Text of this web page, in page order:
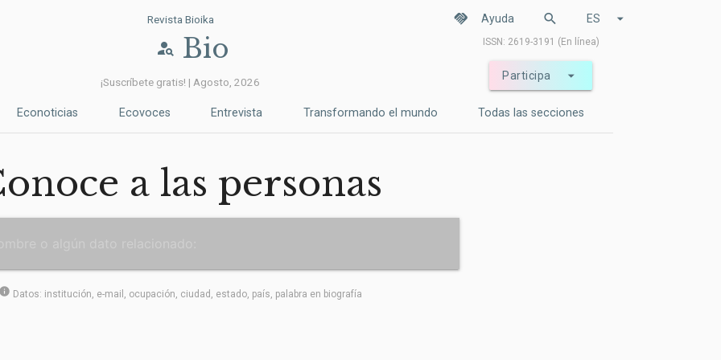
Revista Bioika
person_search Bio
¡Suscríbete gratis! | Agosto, 2026
handshake Ayuda search arrow_drop_down
ES
ISSN: 2619-3191 (En línea)
arrow_drop_down
Participa
Econoticias Ecovoces Entrevista Transformando el mundo Todas las secciones
a las personas
info Datos: institución, e-mail, ocupación, ciudad, estado, país, palabra en biografía